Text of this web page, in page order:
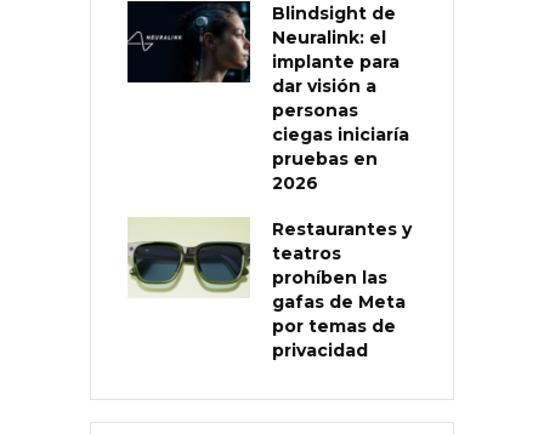
Blindsight de
Neuralink: el
implante para
dar visión a
personas
ciegas iniciaría
pruebas en
2026
Restaurantes y
teatros
prohíben las
gafas de Meta
por temas de
privacidad